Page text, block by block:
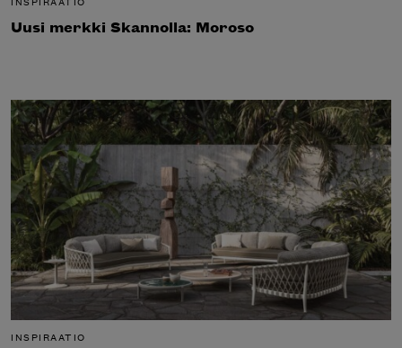
Uusi merkki Skannolla: Moroso
INSPIRAATIO